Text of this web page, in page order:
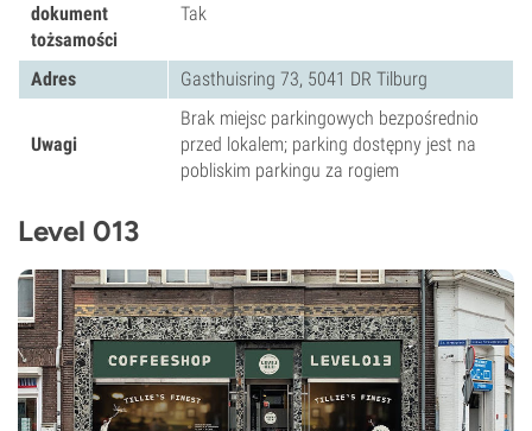
dokument
tożsamości
Tak
Adres Gasthuisring 73, 5041 DR Tilburg
Uwagi
Brak miejsc parkingowych bezpośrednio
przed lokalem; parking dostępny jest na
pobliskim parkingu za rogiem
Level 013